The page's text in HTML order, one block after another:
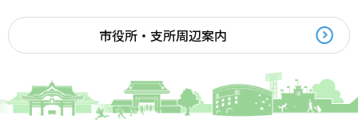
市役所・支所周辺案内